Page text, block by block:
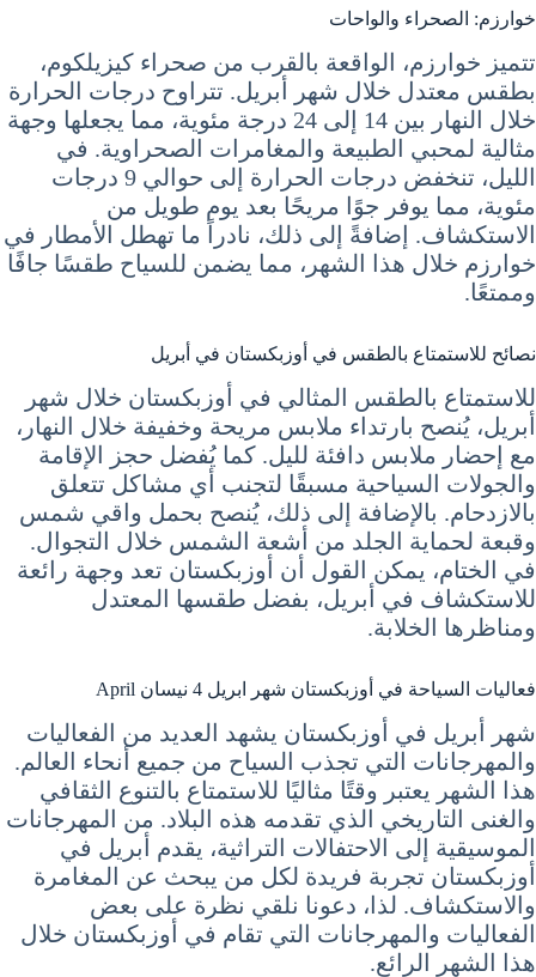
خوارزم: الصحراء والواحات
تتميز خوارزم، الواقعة بالقرب من صحراء كيزيلكوم،
بطقس معتدل خلال شهر أبريل. تتراوح درجات الحرارة
خلال النهار بين 14 إلى 24 درجة مئوية، مما يجعلها وجهة
مثالية لمحبي الطبيعة والمغامرات الصحراوية. في
الليل، تنخفض درجات الحرارة إلى حوالي 9 درجات
مئوية، مما يوفر جوًا مريحًا بعد يوم طويل من
الاستكشاف. إضافةً إلى ذلك، نادراً ما تهطل الأمطار في
خوارزم خلال هذا الشهر، مما يضمن للسياح طقسًا جافًا
وممتعًا.
نصائح للاستمتاع بالطقس في أوزبكستان في أبريل
للاستمتاع بالطقس المثالي في أوزبكستان خلال شهر
أبريل، يُنصح بارتداء ملابس مريحة وخفيفة خلال النهار،
مع إحضار ملابس دافئة لليل. كما يُفضل حجز الإقامة
والجولات السياحية مسبقًا لتجنب أي مشاكل تتعلق
بالازدحام. بالإضافة إلى ذلك، يُنصح بحمل واقي شمس
وقبعة لحماية الجلد من أشعة الشمس خلال التجوال.
في الختام، يمكن القول أن أوزبكستان تعد وجهة رائعة
للاستكشاف في أبريل، بفضل طقسها المعتدل
ومناظرها الخلابة.
فعاليات السياحة في أوزبكستان شهر ابريل 4 نيسان April
شهر أبريل في أوزبكستان يشهد العديد من الفعاليات
والمهرجانات التي تجذب السياح من جميع أنحاء العالم.
هذا الشهر يعتبر وقتًا مثاليًا للاستمتاع بالتنوع الثقافي
والغنى التاريخي الذي تقدمه هذه البلاد. من المهرجانات
الموسيقية إلى الاحتفالات التراثية، يقدم أبريل في
أوزبكستان تجربة فريدة لكل من يبحث عن المغامرة
والاستكشاف. لذا، دعونا نلقي نظرة على بعض
الفعاليات والمهرجانات التي تقام في أوزبكستان خلال
هذا الشهر الرائع.